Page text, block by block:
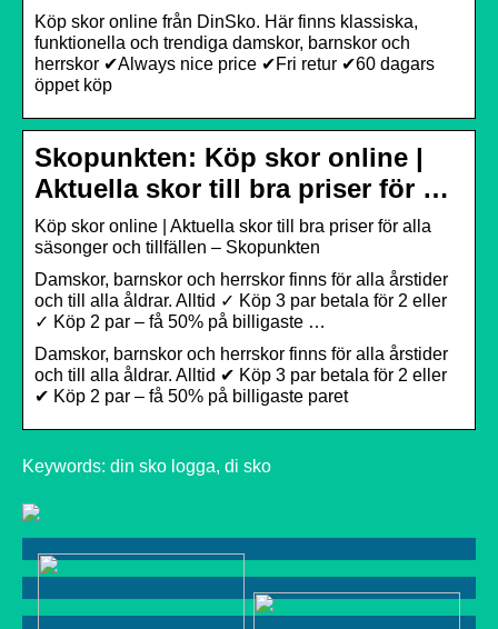
Köp skor online från DinSko. Här finns klassiska,
funktionella och trendiga damskor, barnskor och
herrskor ✔Always nice price ✔Fri retur ✔60 dagars
öppet köp
Skopunkten: Köp skor online |
Aktuella skor till bra priser för …
Köp skor online | Aktuella skor till bra priser för alla
säsonger och tillfällen – Skopunkten
Damskor, barnskor och herrskor finns för alla årstider
och till alla åldrar. Alltid ✓ Köp 3 par betala för 2 eller
✓ Köp 2 par – få 50% på billigaste …
Damskor, barnskor och herrskor finns för alla årstider
och till alla åldrar. Alltid ✔ Köp 3 par betala för 2 eller
✔ Köp 2 par – få 50% på billigaste paret
Keywords: din sko logga, di sko